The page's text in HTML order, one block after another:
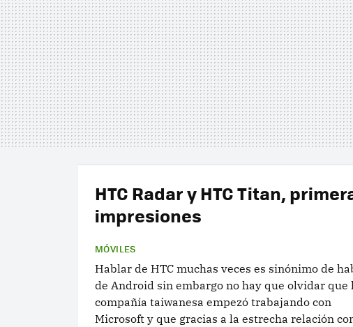
HTC Radar y HTC Titan,
impresiones
MÓVILES
Hablar de HTC muchas veces es sinónimo de
de Android sin embargo no hay que olvidar que
compañía taiwanesa empezó trabajando con
Microsoft y que gracias a la estrecha relación